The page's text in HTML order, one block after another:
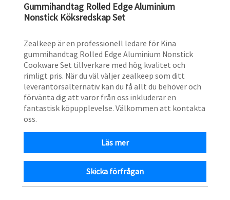
Gummihandtag Rolled Edge Aluminium
Nonstick Köksredskap Set
Zealkeep är en professionell ledare för Kina
gummihandtag Rolled Edge Aluminium Nonstick
Cookware Set tillverkare med hög kvalitet och
rimligt pris. När du väl väljer zealkeep som ditt
leverantörsalternativ kan du få allt du behöver och
förvänta dig att varor från oss inkluderar en
fantastisk köpupplevelse. Välkommen att kontakta
oss.
Läs mer
Skicka förfrågan